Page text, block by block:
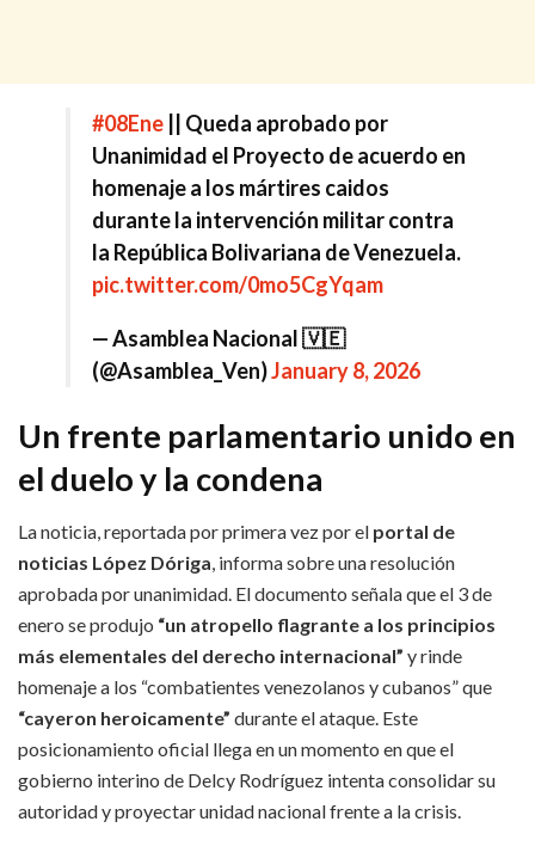
#08Ene || Queda aprobado por
Unanimidad el Proyecto de acuerdo en
homenaje a los mártires caidos
durante la intervención militar contra
la República Bolivariana de Venezuela.
pic.twitter.com/0mo5CgYqam
— Asamblea Nacional 🇻🇪
(@Asamblea_Ven)January 8, 2026
Un frente parlamentario unido en
el duelo y la condena
La noticia, reportada por primera vez por el portal de
noticias López Dóriga, informa sobre una resolución
aprobada por unanimidad. El documento señala que el 3 de
enero se produjo “un atropello flagrante a los principios
más elementales del derecho internacional” y rinde
homenaje a los “combatientes venezolanos y cubanos” que
“cayeron heroicamente” durante el ataque. Este
posicionamiento oficial llega en un momento en que el
gobierno interino de Delcy Rodríguez intenta consolidar su
autoridad y proyectar unidad nacional frente a la crisis.